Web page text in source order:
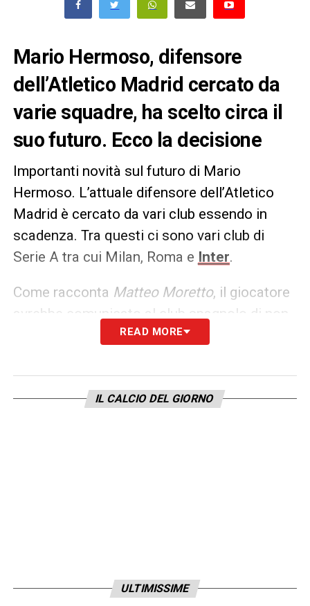
Mario Hermoso, difensore
dell’Atletico Madrid cercato da
varie squadre, ha scelto circa il
suo futuro. Ecco la decisione
Importanti novità sul futuro di Mario
Hermoso. L’attuale difensore dell’Atletico
Madrid è cercato da vari club essendo in
scadenza. Tra questi ci sono vari club di
Serie A tra cui Milan, Roma e Inter.
Come racconta Matteo Moretto, il giocatore
avrebbe comunicato al club spagnolo di non
voler rinnovare il contratto. Dunque, a giugno
parametro zero. Tutti avvisati.
READ MORE
IL CALCIO DEL GIORNO
ULTIMISSIME